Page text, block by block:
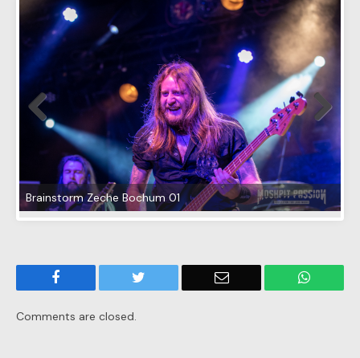
Brainstorm Zeche Bochum 01
Email
Comments are closed.